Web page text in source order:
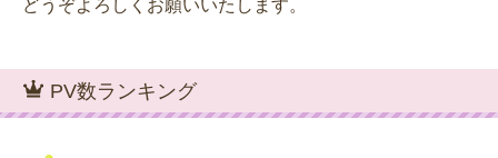
どうぞよろしくお願いいたします。
PV数ランキング